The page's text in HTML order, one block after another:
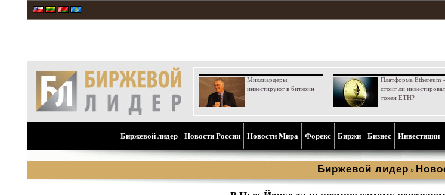
Миллиардеры
инвестируют в биткоин
Платформа Ethereum -
стоит ли
токен ETH?
Биржевой лидер Новости России Новости Мира Форекс Биржи Бизнес Инвестиции
Биржевой лидер »